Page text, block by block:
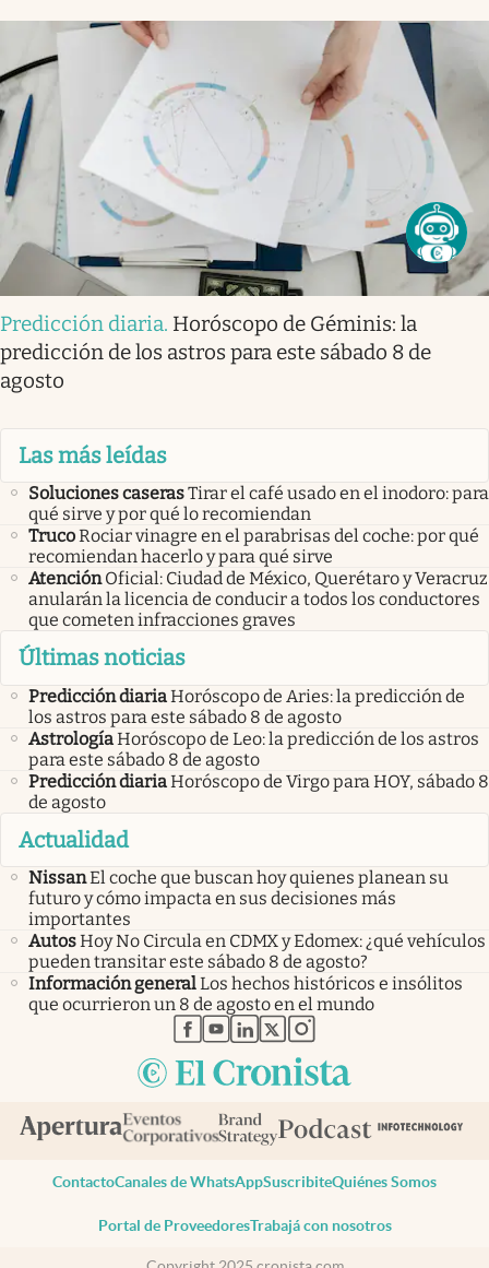
Predicción diaria. Horóscopo de Géminis: la
predicción de los astros para este sábado 8 de
agosto
Las más leídas
Soluciones caserasTirar el café usado en el inodoro: para
qué sirve y por qué lo recomiendan
TrucoRociar vinagre en el parabrisas del coche: por qué
recomiendan hacerlo y para qué sirve
Atención Oficial: Ciudad de México, Querétaro y Veracruz
anularán la licencia de conducir a todos los conductores
que cometen infracciones graves
Últimas noticias
Predicción diariaHoróscopo de Aries: la predicción de
los astros para este sábado 8 de agosto
AstrologíaHoróscopo de Leo: la predicción de los astros
para este sábado 8 de agosto
Predicción diariaHoróscopo de Virgo para HOY, sábado 8
de agosto
Actualidad
NissanEl coche que buscan hoy quienes planean su
futuro y cómo impacta en sus decisiones más
importantes
AutosHoy No Circula en CDMX y Edomex: ¿qué vehículos
pueden transitar este sábado 8 de agosto?
Información generalLos hechos históricos e insólitos
que ocurrieron un 8 de agosto en el mundo
abre en nueva pestaña
abre en nueva pestaña
abre en nueva pestaña
abre en nueva pestaña
abre en nueva pestaña
ContactoCanales de WhatsAppSuscribiteQuiénes Somos
Portal de ProveedoresTrabajá con nosotros